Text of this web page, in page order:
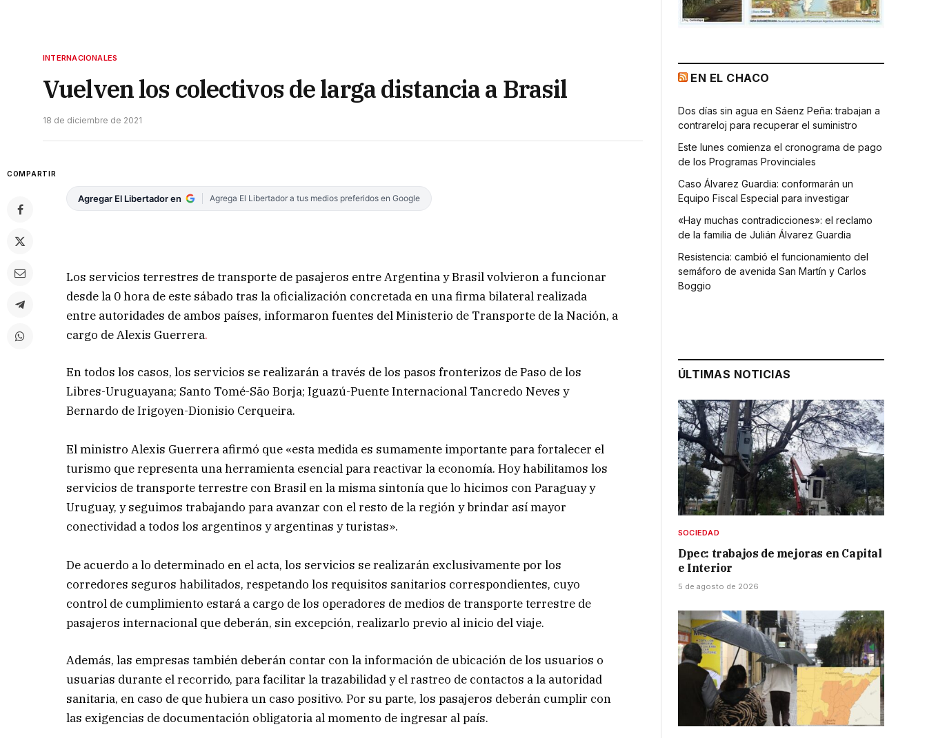
INTERNACIONALES
Vuelven los colectivos de larga distancia a Brasil
18 de diciembre de 2021
COMPARTIR
Agregar El Libertador en Agrega El Libertador a tus medios preferidos en Google
Los servicios terrestres de transporte de pasajeros entre Argentina y Brasil volvieron a funcionar
desde la 0 hora de este sábado tras la oficialización concretada en una firma bilateral realizada
entre autoridades de ambos países, informaron fuentes del Ministerio de Transporte de la Nación, a
cargo de Alexis Guerrera.
En todos los casos, los servicios se realizarán a través de los pasos fronterizos de Paso de los
Libres-Uruguayana; Santo Tomé-São Borja; Iguazú-Puente Internacional Tancredo Neves y
Bernardo de Irigoyen-Dionisio Cerqueira.
El ministro Alexis Guerrera afirmó que «esta medida es sumamente importante para fortalecer el
turismo que representa una herramienta esencial para reactivar la economía. Hoy habilitamos los
servicios de transporte terrestre con Brasil en la misma sintonía que lo hicimos con Paraguay y
Uruguay, y seguimos trabajando para avanzar con el resto de la región y brindar así mayor
conectividad a todos los argentinos y argentinas y turistas».
De acuerdo a lo determinado en el acta, los servicios se realizarán exclusivamente por los
corredores seguros habilitados, respetando los requisitos sanitarios correspondientes, cuyo
control de cumplimiento estará a cargo de los operadores de medios de transporte terrestre de
pasajeros internacional que deberán, sin excepción, realizarlo previo al inicio del viaje.
Además, las empresas también deberán contar con la información de ubicación de los usuarios o
usuarias durante el recorrido, para facilitar la trazabilidad y el rastreo de contactos a la autoridad
sanitaria, en caso de que hubiera un caso positivo. Por su parte, los pasajeros deberán cumplir con
las exigencias de documentación obligatoria al momento de ingresar al país.
EN EL CHACO
Dos días sin agua en Sáenz Peña: trabajan a
contrareloj para recuperar el suministro
Este lunes comienza el cronograma de pago
de los Programas Provinciales
Caso Álvarez Guardia: conformarán un
Equipo Fiscal Especial para investigar
«Hay muchas contradicciones»: el reclamo
de la familia de Julián Álvarez Guardia
Resistencia: cambió el funcionamiento del
semáforo de avenida San Martín y Carlos
Boggio
ÚLTIMAS NOTICIAS
SOCIEDAD
Dpec: trabajos de mejoras en Capital
e Interior
5 de agosto de 2026